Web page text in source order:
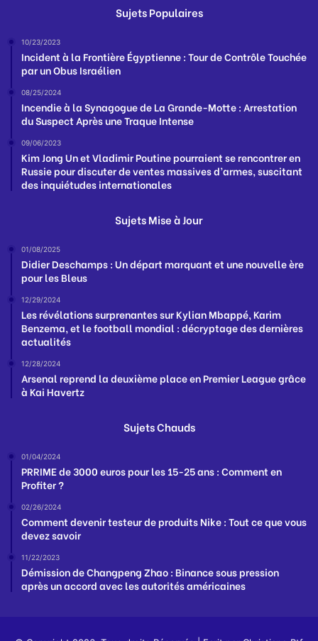
Sujets Populaires
10/23/2023
Incident à la Frontière Égyptienne : Tour de Contrôle Touchée
par un Obus Israélien
08/25/2024
Incendie à la Synagogue de La Grande-Motte : Arrestation
du Suspect Après une Traque Intense
09/06/2023
Kim Jong Un et Vladimir Poutine pourraient se rencontrer en
Russie pour discuter de ventes massives d’armes, suscitant
des inquiétudes internationales
Sujets Mise à Jour
01/08/2025
Didier Deschamps : Un départ marquant et une nouvelle ère
pour les Bleus
12/29/2024
Les révélations surprenantes sur Kylian Mbappé, Karim
Benzema, et le football mondial : décryptage des dernières
actualités
12/28/2024
Arsenal reprend la deuxième place en Premier League grâce
à Kai Havertz
Sujets Chauds
01/04/2024
PRRIME de 3000 euros pour les 15-25 ans : Comment en
Profiter ?
02/26/2024
Comment devenir testeur de produits Nike : Tout ce que vous
devez savoir
11/22/2023
Démission de Changpeng Zhao : Binance sous pression
après un accord avec les autorités américaines